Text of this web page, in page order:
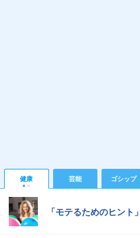
健康 芸能 ゴシップ
「モテるためのヒント